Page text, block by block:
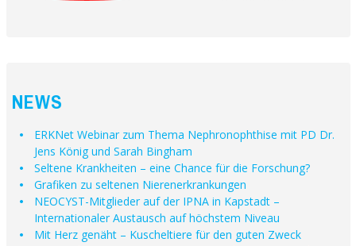
NEWS
ERKNet Webinar zum Thema Nephronophthise mit PD Dr.
Jens König und Sarah Bingham
Seltene Krankheiten – eine Chance für die Forschung?
Grafiken zu seltenen Nierenerkrankungen
NEOCYST-Mitglieder auf der IPNA in Kapstadt –
Internationaler Austausch auf höchstem Niveau
Mit Herz genäht – Kuscheltiere für den guten Zweck